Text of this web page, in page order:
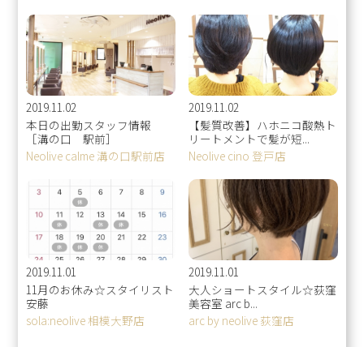
2019.11.02
本日の出勤スタッフ情報
［溝の口 駅前］
Neolive calme 溝の口駅前店
2019.11.02
【髪質改善】ハホニコ酸熱ト
リートメントで髪が短...
Neolive cino 登戸店
2019.11.01
11月のお休み☆スタイリスト
安藤
sola:neolive 相模大野店
2019.11.01
大人ショートスタイル☆荻窪
美容室 arc b...
arc by neolive 荻窪店